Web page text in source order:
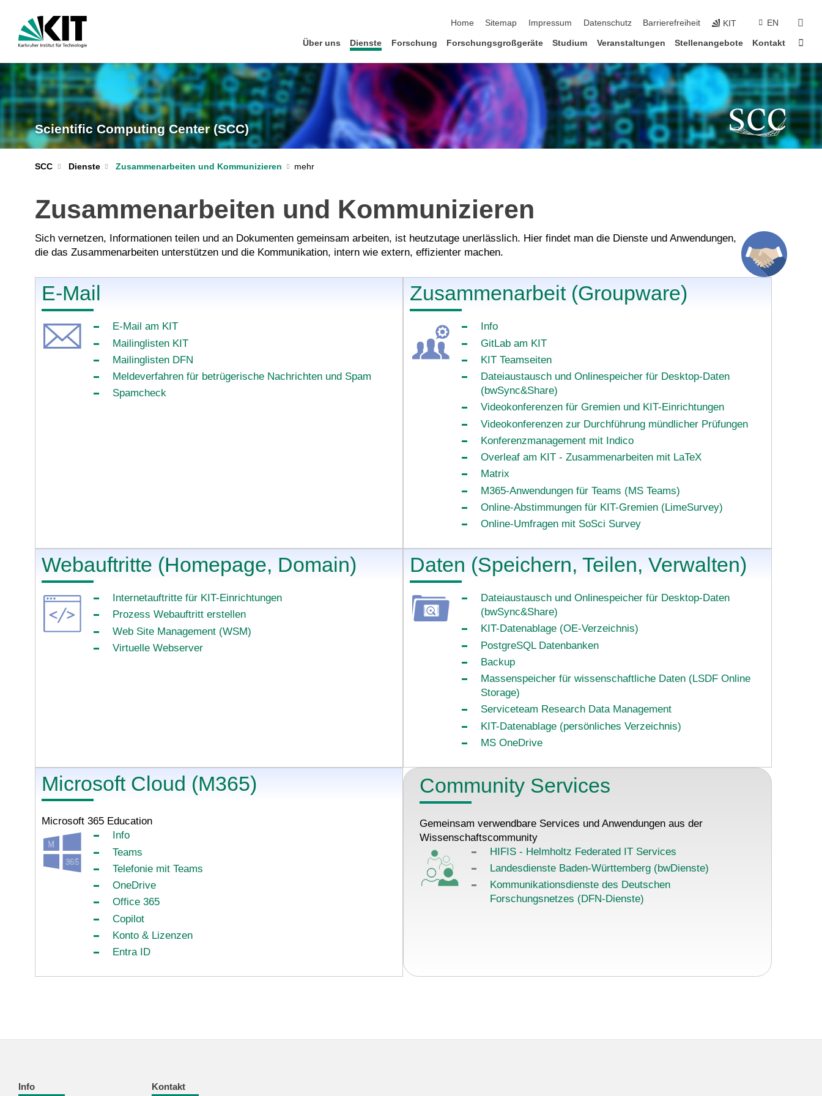
Home
Sitemap Impressum Datenschutz Barrierefreiheit KIT EN
Über uns Dienste Forschung Forschungsgroßgeräte Studium Veranstaltungen Stellenangebote Kontakt
Scientific Computing Center (SCC)
SCC Dienste Zusammenarbeiten und Kommunizieren
Zusammenarbeiten und Kommunizieren
Sich vernetzen, Informationen teilen und an Dokumenten gemeinsam arbeiten, ist heutzutage unerlässlich. Hier findet man die Dienste und Anwendungen,
die das Zusammenarbeiten unterstützen und die Kommunikation, intern wie extern, effizienter machen.
E-Mail
E-Mail am KIT
Mailinglisten KIT
Mailinglisten DFN
Meldeverfahren für betrügerische Nachrichten und Spam
Spamcheck
Zusammenarbeit (Groupware)
Info
GitLab am KIT
KIT Teamseiten
Dateiaustausch und Onlinespeicher für Desktop-Daten
(bwSync&Share)
Videokonferenzen für Gremien und KIT-Einrichtungen
Videokonferenzen zur Durchführung mündlicher Prüfungen
Konferenzmanagement mit Indico
Overleaf am KIT - Zusammenarbeiten mit LaTeX
Matrix
M365-Anwendungen für Teams (MS Teams)
Online-Abstimmungen für KIT-Gremien (LimeSurvey)
Online-Umfragen mit SoSci Survey
Webauftritte (Homepage, Domain)
Internetauftritte für KIT-Einrichtungen
Prozess Webauftritt erstellen
Web Site Management (WSM)
Virtuelle Webserver
Daten (Speichern, Teilen, Verwalten)
Dateiaustausch und Onlinespeicher für Desktop-Daten
(bwSync&Share)
KIT-Datenablage (OE-Verzeichnis)
PostgreSQL Datenbanken
Backup
Massenspeicher für wissenschaftliche Daten (LSDF Online
Storage)
Serviceteam Research Data Management
KIT-Datenablage (persönliches Verzeichnis)
MS OneDrive
Microsoft Cloud (M365)
Microsoft 365 Education
Info
Teams
Telefonie mit Teams
OneDrive
Office 365
Copilot
Konto & Lizenzen
Entra ID
Community Services
Gemeinsam verwendbare Services und Anwendungen aus der
Wissenschaftscommunity
HIFIS - Helmholtz Federated IT Services
Landesdienste Baden-Württemberg (bwDienste)
Kommunikationsdienste des Deutschen
Forschungsnetzes (DFN-Dienste)
Info Kontakt